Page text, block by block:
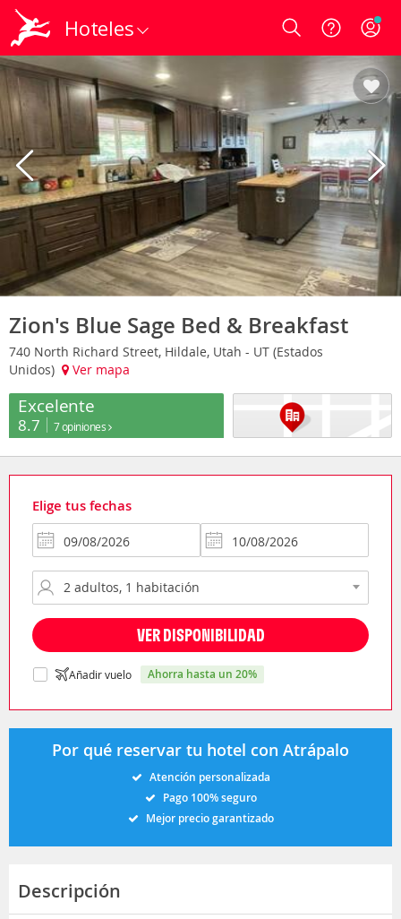
Hoteles Login
Zion's Blue Sage Bed & Breakfast
740 North Richard Street, Hildale, Utah - UT (Estados
Unidos)
Ver mapa
Excelente
8.7 7 opiniones
Elige tus fechas
VER DISPONIBILIDAD
Añadir vuelo ahorra hasta un 20%
Por qué reservar tu hotel con Atrápalo
Atención personalizada
Pago 100% seguro
Mejor precio garantizado
Descripción